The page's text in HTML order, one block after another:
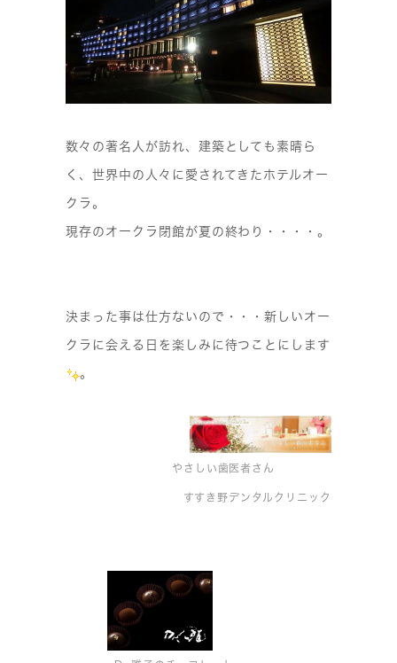
数々の著名人が訪れ、建築としても素晴ら
く、世界中の人々に愛されてきたホテルオー
クラ。
現存のオークラ閉館が夏の終わり・・・・。
決まった事は仕方ないので・・・新しいオー
クラに会える日を楽しみに待つことにします
。
やさしい歯医者さん
すすき野デンタルクリニック